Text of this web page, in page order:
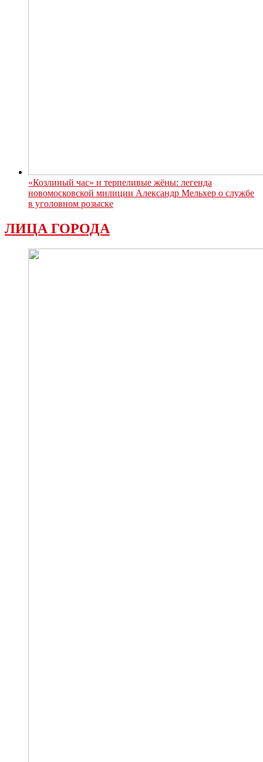
«Козлиный час» и терпеливые жёны: легенда
новомосковской милиции Александр Мельхер о службе
в уголовном розыске
ЛИЦА ГОРОДА